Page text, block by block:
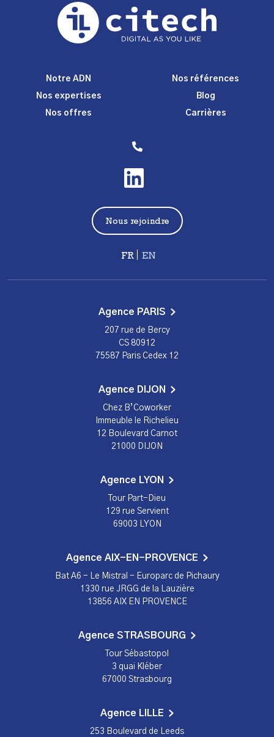
Notre ADN
Nos expertises
Nos offres
Nos références
Blog
Carrières
Nous rejoindre
Français
Agence PARIS
207 rue de Bercy
CS 80912
75587 Paris Cedex 12
Agence DIJON
Chez B’Coworker
Immeuble le Richelieu
12 Boulevard Carnot
21000 DIJON
Agence LYON
Tour Part-Dieu
129 rue Servient
69003 LYON
Agence AIX-EN-PROVENCE
Bat A6 - Le Mistral - Europarc de Pichaury
1330 rue JRGG de la Lauzière
13856 AIX EN PROVENCE
Agence STRASBOURG
Tour Sébastopol
3 quai Kléber
67000 Strasbourg
Agence LILLE
253 Boulevard de Leeds